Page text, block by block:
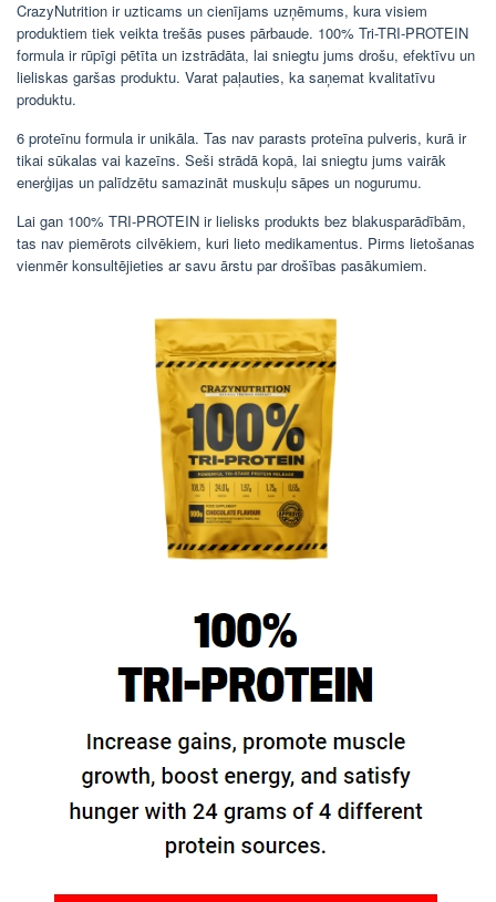
CrazyNutrition ir uzticams un cienījams uzņēmums, kura visiem
produktiem tiek veikta trešās puses pārbaude. 100% Tri-TRI-PROTEIN
formula ir rūpīgi pētīta un izstrādāta, lai sniegtu jums drošu, efektīvu un
lieliskas garšas produktu. Varat paļauties, ka saņemat kvalitatīvu
produktu.
6 proteīnu formula ir unikāla. Tas nav parasts proteīna pulveris, kurā ir
tikai sūkalas vai kazeīns. Seši strādā kopā, lai sniegtu jums vairāk
enerģijas un palīdzētu samazināt muskuļu sāpes un nogurumu.
Lai gan 100% TRI-PROTEIN ir lielisks produkts bez blakusparādībām,
tas nav piemērots cilvēkiem, kuri lieto medikamentus. Pirms lietošanas
vienmēr konsultējieties ar savu ārstu par drošības pasākumiem.